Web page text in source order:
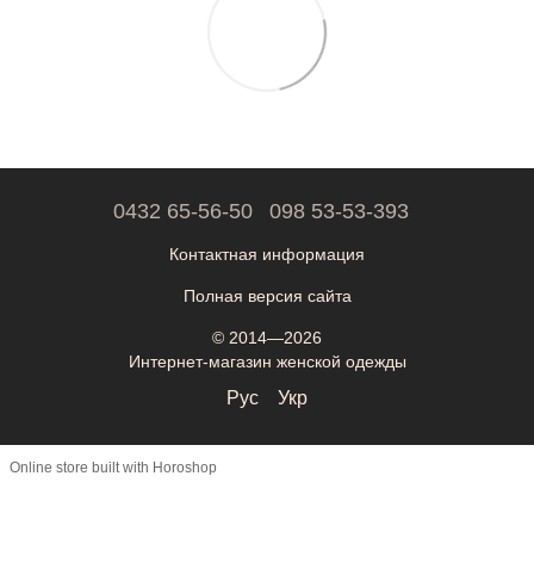
0432 65-56-50 098 53-53-393
Контактная информация
Полная версия сайта
© 2014—2026
Интернет-магазин женской одежды
Рус Укр
Online store built with Horoshop